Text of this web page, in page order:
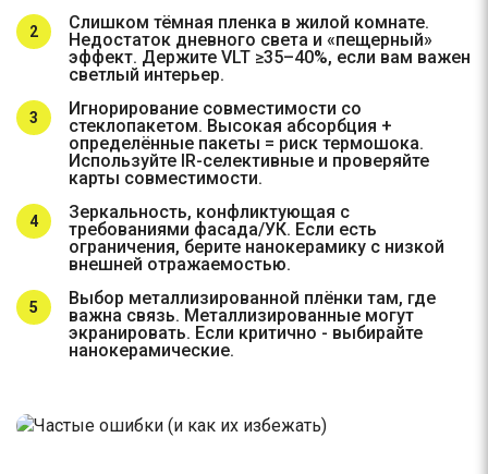
Слишком тёмная пленка в жилой комнате.
Недостаток дневного света и «пещерный»
эффект. Держите VLT ≥35–40%, если вам важен
светлый интерьер.
Игнорирование совместимости со
стеклопакетом. Высокая абсорбция +
определённые пакеты = риск термошока.
Используйте IR-селективные и проверяйте
карты совместимости.
Зеркальность, конфликтующая с
требованиями фасада/УК. Если есть
ограничения, берите нанокерамику с низкой
внешней отражаемостью.
Выбор металлизированной плёнки там, где
важна связь. Металлизированные могут
экранировать. Если критично - выбирайте
нанокерамические.